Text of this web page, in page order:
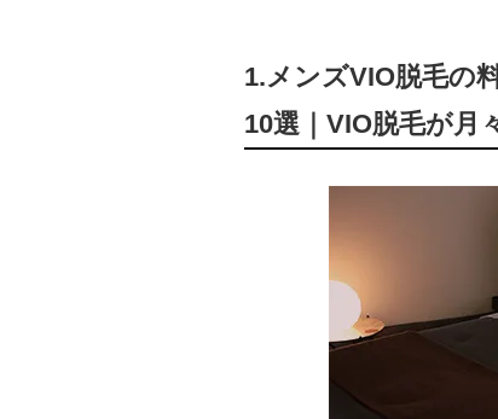
1.メンズVIO脱毛の
10選｜VIO脱毛が月